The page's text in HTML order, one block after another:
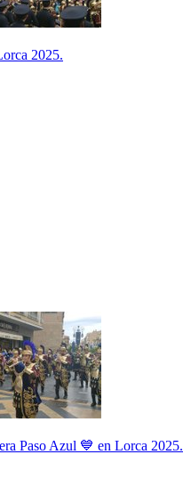
2025.
Paso Azul 💙 en Lorca 2025.